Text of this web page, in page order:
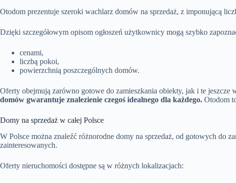
Otodom prezentuje szeroki wachlarz domów na sprzedaż, z imponującą
Dzięki szczegółowym opisom ogłoszeń użytkownicy mogą szybko
cenami,
liczbą pokoi,
powierzchnią poszczególnych domów.
Oferty obejmują zarówno gotowe do zamieszkania obiekty, jak i te
domów gwarantuje znalezienie czegoś idealnego dla każdego. Otodom
Domy na sprzedaż w całej Polsce
W Polsce można znaleźć różnorodne domy na sprzedaż, od gotowych do
zainteresowanych.
Oferty nieruchomości dostępne są w różnych lokalizacjach: